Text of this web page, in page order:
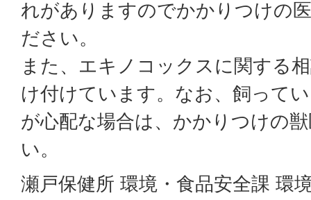
れがありますのでかかりつけの
ださい。
また、エキノコックスに関する
け付けています。なお、飼って
が心配な場合は、かかりつけの
い。
瀬戸保健所 環境・食品安全課 環